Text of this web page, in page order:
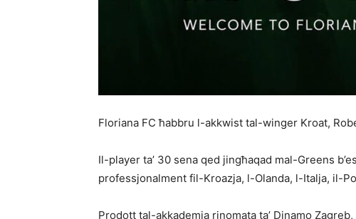
Floriana FC ħabbru l-akkwist tal-winger Kroat,
Il-player ta’ 30 sena qed jingħaqad mal-Greens
professjonalment fil-Kroazja, l-Olanda, l-Italja, il-
Prodott tal-akkademja rinomata ta’ Dinamo